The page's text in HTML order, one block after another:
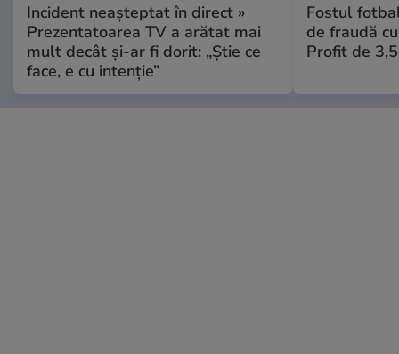
Incident neașteptat în direct »
Prezentatoarea TV a arătat mai
mult decât și-ar fi dorit: „Știe ce
face, e cu intenție”
Fostul
de fraudă
Profit de